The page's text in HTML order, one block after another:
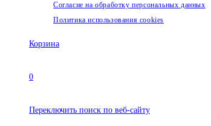
Согласие на обработку персональных данных
Политика использования cookies
Корзина
0
Переключить поиск по веб-сайту